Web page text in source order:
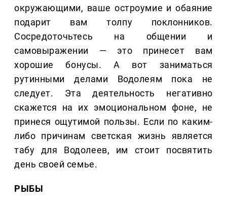
окружающими, ваше остроумие и обаяние
подарит вам толпу поклонников.
Сосредоточьтесь на общении и
самовыражении — это принесет вам
хорошие бонусы. А вот заниматься
рутинными делами Водолеям пока не
следует. Эта деятельность негативно
скажется на их эмоциональном фоне, не
принеся ощутимой пользы. Если по каким-
либо причинам светская жизнь является
табу для Водолеев, им стоит посвятить
день своей семье.
РЫБЫ